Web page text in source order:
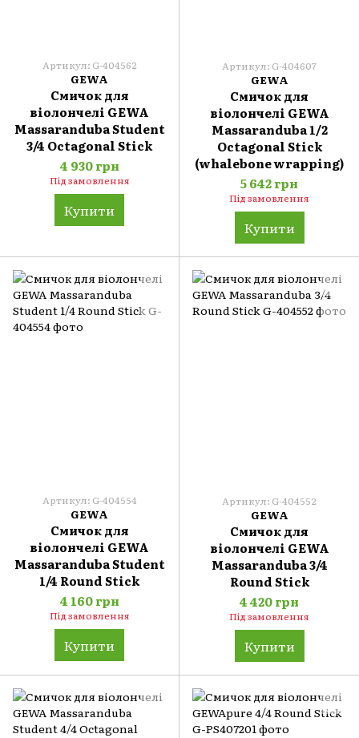
Артикул: G-404562
GEWA
Смичок для
віолончелі GEWA
Massaranduba Student
3/4 Octagonal Stick
4 930 грн
Під замовлення
Купити
Артикул: G-404607
GEWA
Смичок для
віолончелі GEWA
Massaranduba 1/2
Octagonal Stick
(whalebone wrapping)
5 642 грн
Під замовлення
Купити
Артикул: G-404554
GEWA
Смичок для
віолончелі GEWA
Massaranduba Student
1/4 Round Stick
4 160 грн
Під замовлення
Купити
Артикул: G-404552
GEWA
Смичок для
віолончелі GEWA
Massaranduba 3/4
Round Stick
4 420 грн
Під замовлення
Купити